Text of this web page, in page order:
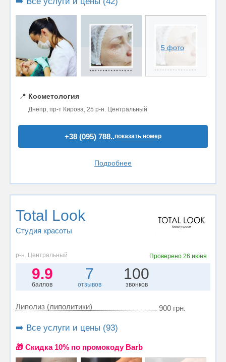
5 фото
📍 Косметология
Днепр, пр-т Кирова, 25 р-н. Центральный
+38 (095) 788..показать номер
Подробнее
Total Look
Студия красоты
р-н. Центральный Проверено 26 июня
9.9
баллов
7
отзывов
100
звонков
Липолиз (липолитики) 900 грн.
➡️ Все услуги и цены (93)
🎁 Cкидка 10% по промокоду Barb